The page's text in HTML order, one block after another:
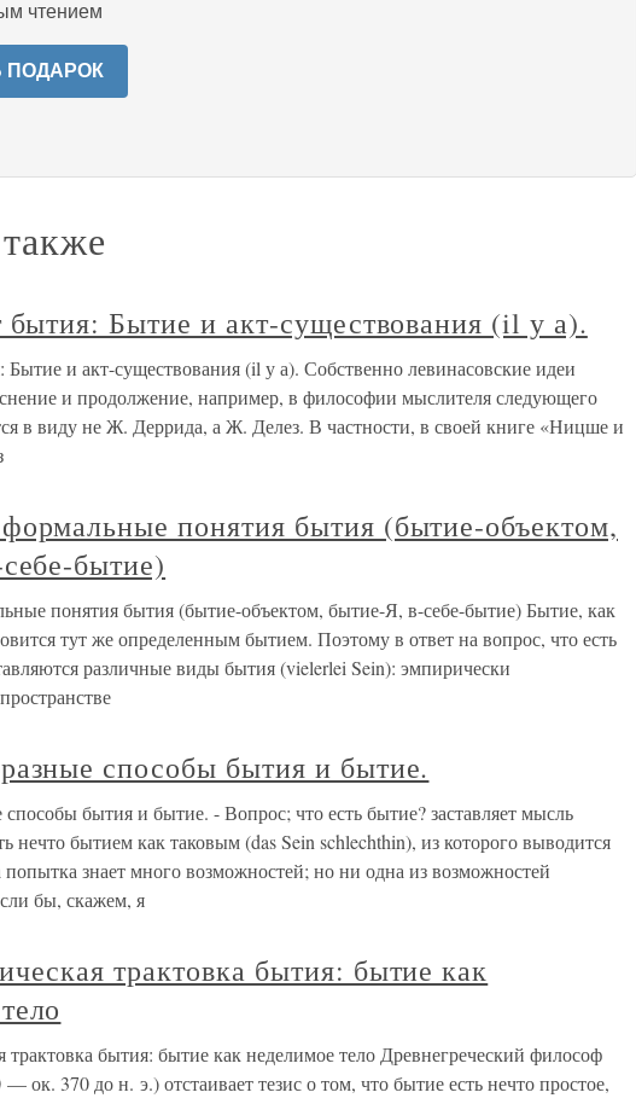
чтением
ПОДАРОК
бытия: Бытие и акт-существования (il у а).
Бытие и акт-существования (il у а). Собственно левинасовские идеи
и продолжение, например, в философии мыслителя следующего
в виду не Ж. Деррида, а Ж. Делез. В частности, в своей книге «Ницше и
понятия бытия (бытие-объектом,
бытие)
понятия бытия (бытие-объектом, бытие-Я, в-себе-бытие) Бытие, как
тут же определенным бытием. Поэтому в ответ на вопрос, что есть
различные виды бытия (vielerlei Sein): эмпирически
способы бытия и бытие.
бытия и бытие. - Вопрос; что есть бытие? заставляет мысль
нечто бытием как таковым (das Sein schlechthin), из которого выводится
знает много возможностей; но ни одна из возможностей
бы, скажем, я
трактовка бытия: бытие как
трактовка бытия: бытие как неделимое тело Древнегреческий философ
ок. 370 до н. э.) отстаивает тезис о том, что бытие есть нечто простое,